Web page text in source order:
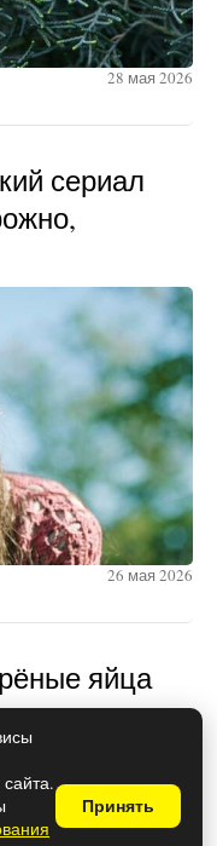
28 мая 2026
сериал
26 мая 2026
яйца
Принять